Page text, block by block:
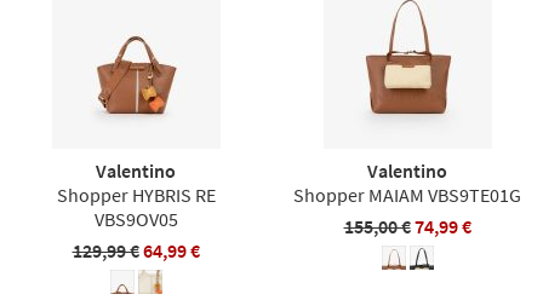
Valentino
Shopper HYBRIS RE
VBS9OV05
129,99 €64,99 €
Valentino
Shopper MAIAM VBS9TE01G
155,00 €74,99 €